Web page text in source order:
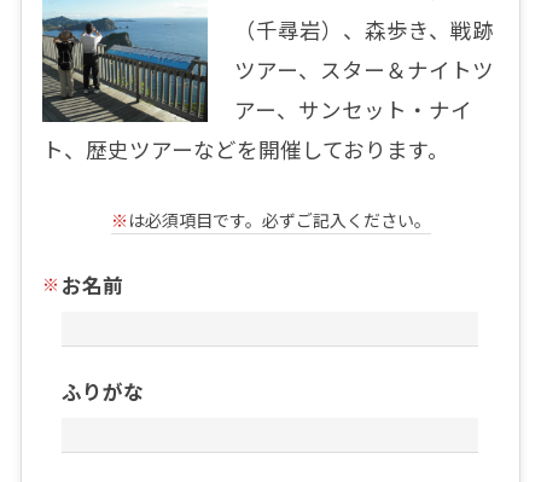
（千尋岩）、森歩き、戦跡
ツアー、スター＆ナイトツ
アー、サンセット・ナイ
ト、歴史ツアーなどを開催しております。
※ は必須項目です。必ずご記入ください。
お名前
ふりがな